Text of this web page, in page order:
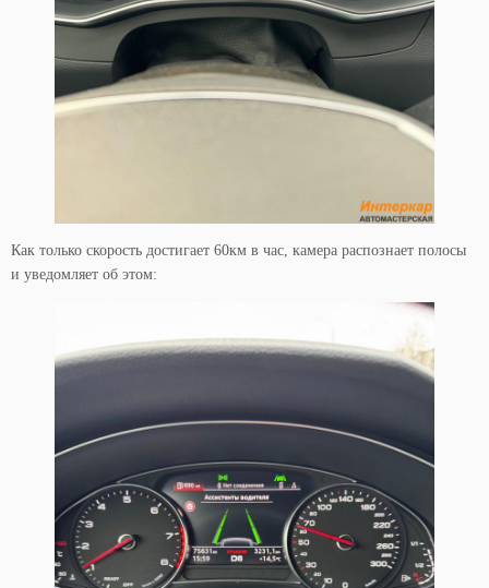
Как только скорость достигает 60км в час, камера распознает полосы
и уведомляет об этом: